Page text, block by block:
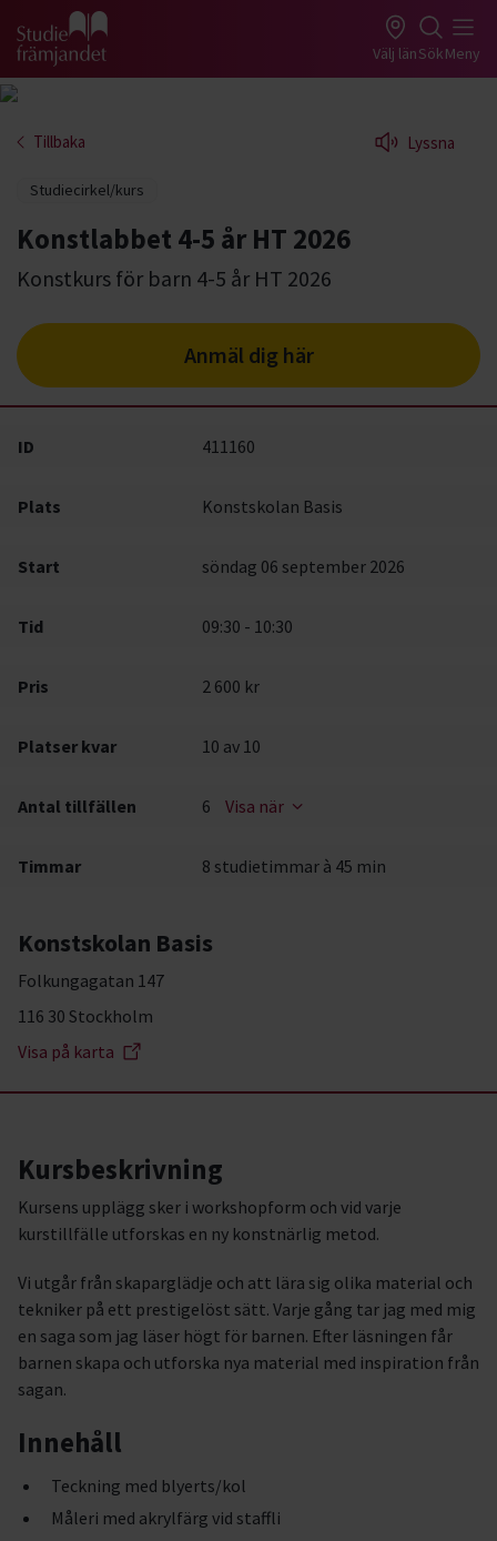
Gå till studiefrämjandets startsida Välj länSökMeny
Tillbaka Lyssna
Studiecirkel/kurs
Konstlabbet 4-5 år HT 2026
Konstkurs för barn 4-5 år HT 2026
Anmäl dig här
ID 411160
Plats Konstskolan Basis
Start söndag 06 september 2026
Tid 09:30 - 10:30
Pris 2 600 kr
Platser kvar 10 av 10
Antal tillfällen 6 Visa när
Timmar 8 studietimmar à 45 min
Konstskolan Basis
Folkungagatan 147
116 30 Stockholm
Visa på karta
Kursbeskrivning
Kursens upplägg sker i workshopform och vid varje
kurstillfälle utforskas en ny konstnärlig metod.
Vi utgår från skaparglädje och att lära sig olika material och
tekniker på ett prestigelöst sätt. Varje gång tar jag med mig
en saga som jag läser högt för barnen. Efter läsningen får
barnen skapa och utforska nya material med inspiration från
sagan.
Innehåll
Teckning med blyerts/kol
Måleri med akrylfärg vid staffli